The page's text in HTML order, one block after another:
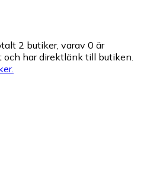
2 butiker, varav 0 är
har direktlänk till butiken.